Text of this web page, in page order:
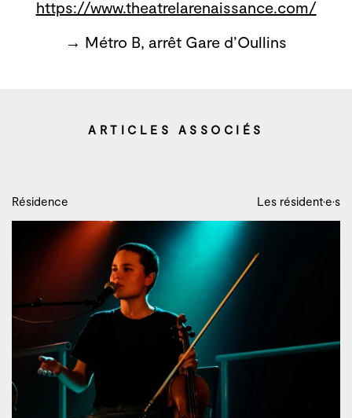
https://www.theatrelarenaissance.com/
→ Métro B, arrêt Gare d’Oullins
ARTICLES ASSOCIÉS
Résidence Les résident·e·s